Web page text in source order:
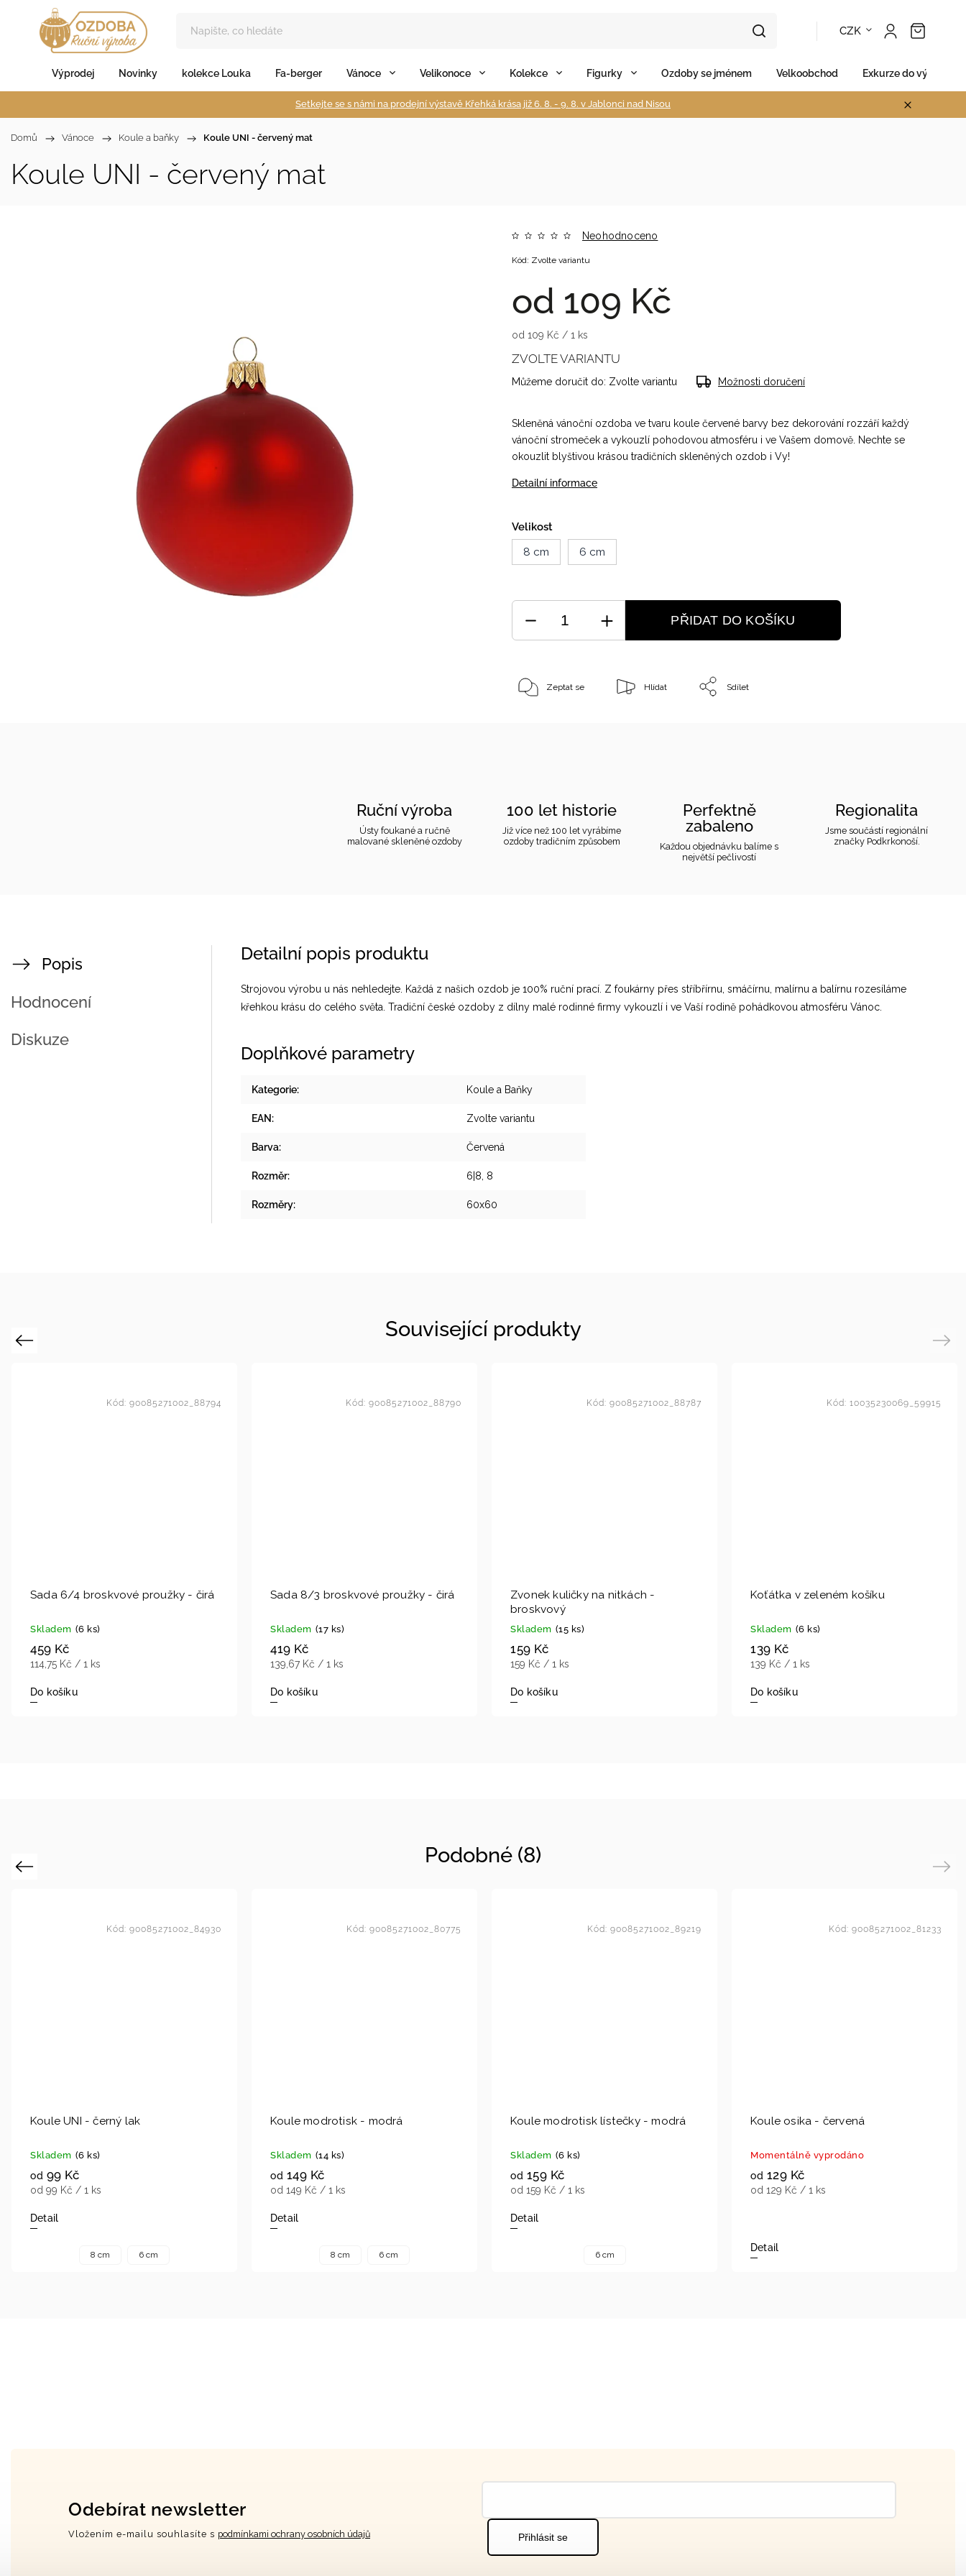
CZK
Výprodej Novinky kolekce Louka Fa-berger Vánoce Velikonoce Kolekce Figurky Ozdoby se jménem Velkoobchod Exkurze do výroby
Setkejte se s námi na prodejní výstavě Křehká krása již 6. 8. - 9. 8. v Jablonci nad Nisou
Domů / Vánoce / Koule a baňky / Koule UNI - červený mat
Koule UNI - červený mat
Neohodnoceno
od 109 Kč
od 109 Kč / 1 ks
Kód: Zvolte variantu
Skleněná vánoční ozdoba ve tvaru koule červené barvy bez dekorování rozzáří každý
vánoční stromeček a vykouzlí pohodovou atmosféru i ve Vašem domově. Nechte se
okouzlit blyštivou krásou tradičních skleněných ozdob i Vy!
Detailní informace
Velikost
8 cm
6 cm
ZVOLTE VARIANTU
Můžeme doručit do: Zvolte variantu Možnosti doručení
PŘIDAT DO KOŠÍKU
Zeptat se Hlídat Sdílet
Ruční výroba
Ústy foukané a ručně
malované skleněné ozdoby
100 let historie
Již více než 100 let vyrábíme
ozdoby tradičním způsobem
Perfektně
zabaleno
Každou objednávku balíme s
největší pečlivostí
Regionalita
Jsme součástí regionální
značky Podkrkonoší.
Popis
Hodnocení
Diskuze
Detailní popis produktu
Strojovou výrobu u nás nehledejte. Každá z našich ozdob je 100% ruční prací. Z foukárny přes stříbřírnu, smáčírnu, malírnu a balírnu rozesíláme
křehkou krásu do celého světa. Tradiční české ozdoby z dílny malé rodinné firmy vykouzlí i ve Vaší rodině pohádkovou atmosféru Vánoc.
Doplňkové parametry
Kategorie: Koule a Baňky
EAN : Zvolte variantu
Barva: Červená
Rozměr: 6|8, 8
Rozměry: 60x60
Související produkty
Previous
Sada 6/4 broskvové proužky - čirá
Skladem (6 ks)
459 Kč
114,75 Kč / 1 ks
Do košíku
Kód: 90085271002_88794
Sada 8/3 broskvové proužky - čirá
Skladem (17 ks)
419 Kč
139,67 Kč / 1 ks
Do košíku
Kód: 90085271002_88790
Zvonek kuličky na nitkách -
broskvový
Skladem (15 ks)
159 Kč
159 Kč / 1 ks
Do košíku
Kód: 90085271002_88787
Koťátka v zeleném košíku
Skladem (6 ks)
139 Kč
139 Kč / 1 ks
Do košíku
Kód: 10035230069_59915
Next
Podobné (8)
Previous
Koule UNI - černý lak
Skladem (6 ks)
od 99 Kč
od 99 Kč / 1 ks
Detail
8 cm 6 cm
Kód: 90085271002_84930
Koule modrotisk - modrá
Skladem (14 ks)
od 149 Kč
od 149 Kč / 1 ks
Detail
8 cm 6 cm
Kód: 90085271002_80775
Koule modrotisk lístečky - modrá
Skladem (6 ks)
od 159 Kč
od 159 Kč / 1 ks
Detail
6 cm
Kód: 90085271002_89219
Koule osika - červená
Momentálně vyprodáno
od 129 Kč
od 129 Kč / 1 ks
Detail
Kód: 90085271002_81233
Next
Odebírat newsletter
Vložením e-mailu souhlasíte s podmínkami ochrany osobních údajů Přihlásit se